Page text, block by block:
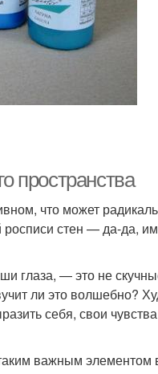
пространства
что может
стен — да-да,
глаза, — это не
ли это волшебно?
себя, свои
важным элементом